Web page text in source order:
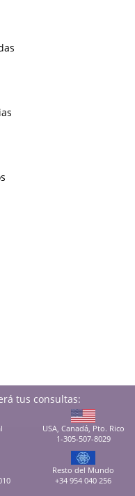
tus consultas:
USA, Canadá, Pto. Rico
1-305-507-8029
Resto del Mundo
+34 954 040 256